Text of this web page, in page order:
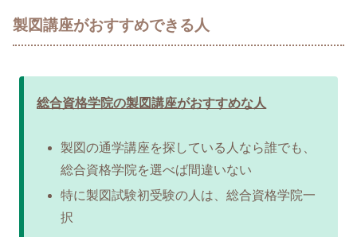
製図講座がおすすめできる人
総合資格学院の製図講座がおすすめな人
製図の通学講座を探している人なら誰でも、
総合資格学院を選べば間違いない
特に製図試験初受験の人は、総合資格学院一
択